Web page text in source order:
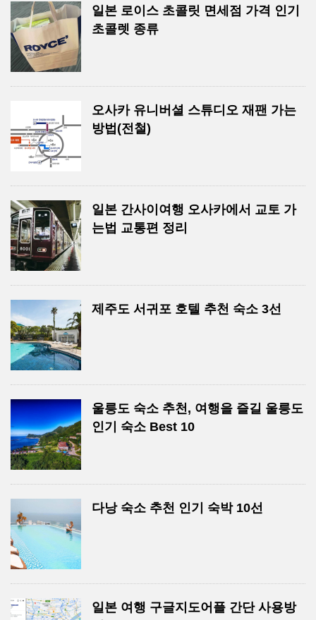
일본 로이스 초콜릿 면세점 가격 인기
초콜렛 종류
오사카 유니버셜 스튜디오 재팬 가는
방법(전철)
일본 간사이여행 오사카에서 교토 가
는법 교통편 정리
제주도 서귀포 호텔 추천 숙소 3선
울릉도 숙소 추천, 여행을 즐길 울릉도
인기 숙소 Best 10
다낭 숙소 추천 인기 숙박 10선
일본 여행 구글지도어플 간단 사용방